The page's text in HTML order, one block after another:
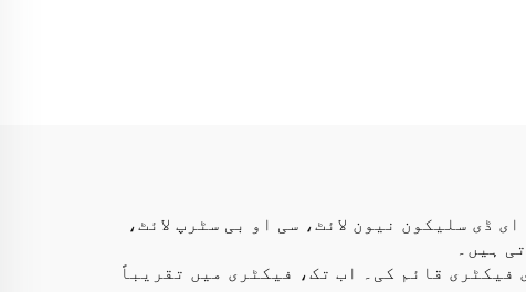
ڈی سلیکون نیون لائٹ، سی او بی سٹرپ لائٹ،
ہیں۔
اپنی پیداواری فیکٹری قائم کی۔ اب تک، فیکٹری میں تقریباً